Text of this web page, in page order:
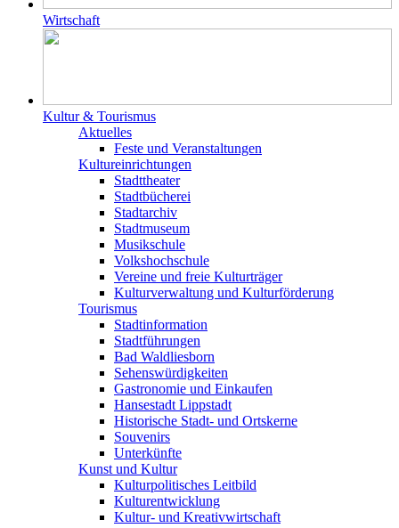
Wirtschaft
Kultur & Tourismus
Aktuelles
Feste und Veranstaltungen
Kultureinrichtungen
Stadttheater
Stadtbücherei
Stadtarchiv
Stadtmuseum
Musikschule
Volkshochschule
Vereine und freie Kulturträger
Kulturverwaltung und Kulturförderung
Tourismus
Stadtinformation
Stadtführungen
Bad Waldliesborn
Sehenswürdigkeiten
Gastronomie und Einkaufen
Hansestadt Lippstadt
Historische Stadt- und Ortskerne
Souvenirs
Unterkünfte
Kunst und Kultur
Kulturpolitisches Leitbild
Kulturentwicklung
Kultur- und Kreativwirtschaft